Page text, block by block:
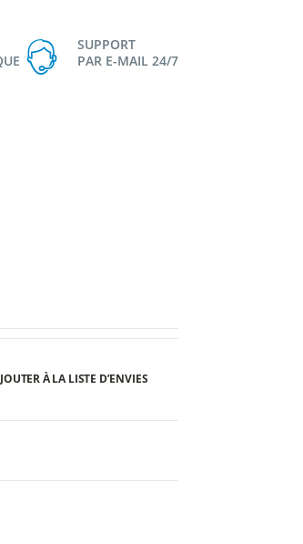
SUPPORT
PAR E-MAIL 24/7
À LA LISTE D’ENVIES